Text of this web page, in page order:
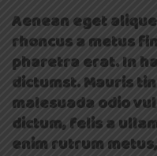
Aenean eget
rhoncus a metus
pharetra erat. In
dictumst. Mauris
malesuada odio
dictum, felis a
enim rutrum